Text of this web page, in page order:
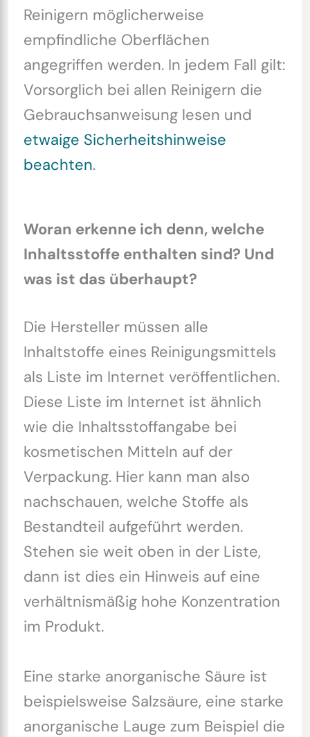
Reinigern möglicherweise
empfindliche Oberflächen
angegriffen werden. In jedem Fall gilt:
Vorsorglich bei allen Reinigern die
Gebrauchsanweisung lesen und
etwaige Sicherheitshinweise
beachten.
Woran erkenne ich denn, welche
Inhaltsstoffe enthalten sind? Und
was ist das überhaupt?
Die Hersteller müssen alle
Inhaltstoffe eines Reinigungsmittels
als Liste im Internet veröffentlichen.
Diese Liste im Internet ist ähnlich
wie die Inhaltsstoffangabe bei
kosmetischen Mitteln auf der
Verpackung. Hier kann man also
nachschauen, welche Stoffe als
Bestandteil aufgeführt werden.
Stehen sie weit oben in der Liste,
dann ist dies ein Hinweis auf eine
verhältnismäßig hohe Konzentration
im Produkt.
Eine starke anorganische Säure ist
beispielsweise Salzsäure, eine starke
anorganische Lauge zum Beispiel die